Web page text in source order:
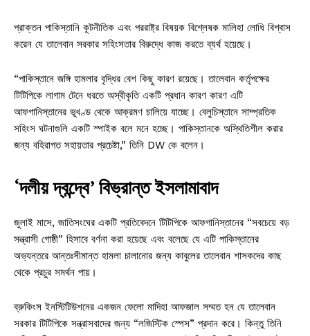
প্রাক্তন পাকিস্তানি কূটনীতিক এবং পররাষ্ট্র বিষয়ক বিশ্লেষক মালিহা লোধি বিশ্বাস
করেন যে তালেবান সরকার সহিংসতার বিরুদ্ধে কাজ করতে ব্যর্থ হয়েছে।
“পাকিস্তানে জঙ্গি হামলার বৃদ্ধির বেশ কিছু কারণ রয়েছে। তালেবান কর্তৃপক্ষের
টিটিপিকে লাগাম টেনে ধরতে অস্বীকৃতি একটি প্রধান কারণ কারণ এটি
আফগানিস্তানের ভূখণ্ড থেকে আক্রমণ চালিয়ে যাচ্ছে। বেলুচিস্তানে সাম্প্রতিক
সহিংস ঘটনাগুলি একটি স্পাইক বলে মনে হচ্ছে। পাকিস্তানকে অস্থিতিশীল করার
জন্য বহিরাগত সহায়তার প্রচেষ্টা,” তিনি DW কে বলেন।
‘দলীয় দ্বন্দ্বে’ বিভ্রান্ত ইসলামাবাদ
জুলাই মাসে, জাতিসংঘের একটি প্রতিবেদনে টিটিপিকে আফগানিস্তানের “সবচেয়ে বড়
সন্ত্রাসী গোষ্ঠী” হিসাবে বর্ণনা করা হয়েছে এবং বলেছে যে এটি পাকিস্তানের
অভ্যন্তরে আন্তঃসীমান্ত হামলা চালানোর জন্য কাবুলের তালেবান শাসকদের কাছ
থেকে প্রচুর সমর্থন পায়।
ব্রুকিংস ইনস্টিটিউশনের একজন ফেলো মাদিহা আফজাল সম্মত হন যে তালেবান
সরকার টিটিপিকে সন্ত্রাসবাদের জন্য “লজিস্টিক স্পেস” প্রদান করে। কিন্তু তিনি